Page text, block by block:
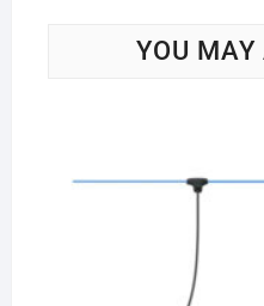
YOU